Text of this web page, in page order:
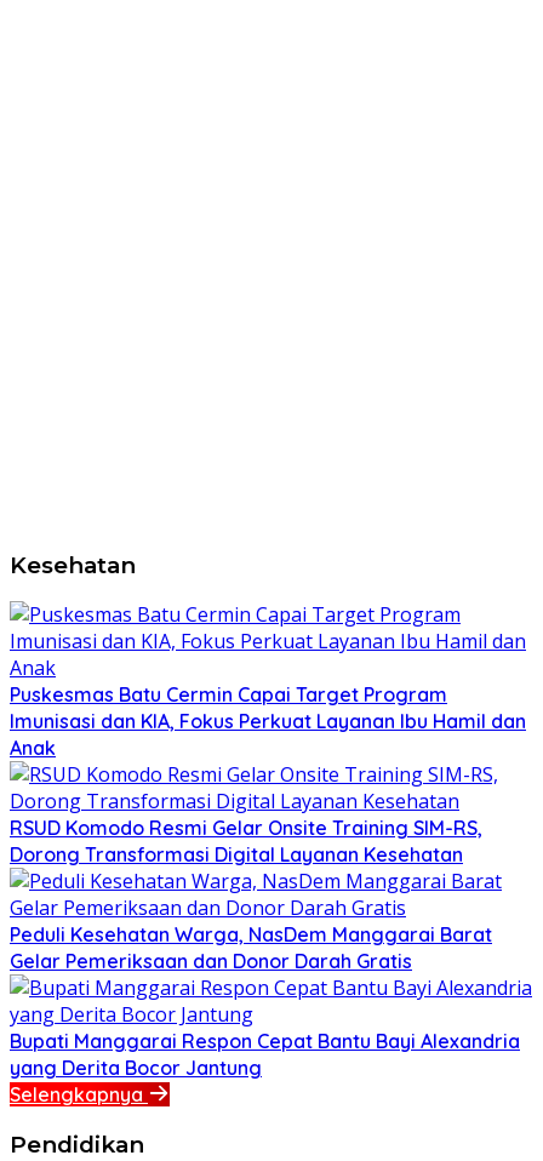
Kesehatan
Puskesmas Batu Cermin Capai Target Program
Imunisasi dan KIA, Fokus Perkuat Layanan Ibu Hamil dan
Anak
RSUD Komodo Resmi Gelar Onsite Training SIM-RS,
Dorong Transformasi Digital Layanan Kesehatan
Peduli Kesehatan Warga, NasDem Manggarai Barat
Gelar Pemeriksaan dan Donor Darah Gratis
Bupati Manggarai Respon Cepat Bantu Bayi Alexandria
yang Derita Bocor Jantung
Selengkapnya
Pendidikan